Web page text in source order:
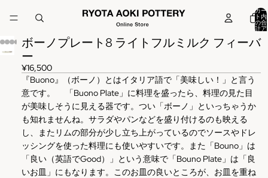
カー
ト内
の合
計ア
ム
数:
ボーノプレート8 ライトフルミルク フィーバ
ー
¥16,500
『Buono』（ボーノ）とはイタリア語で「美味しい！」と言う
意です。 「Buono Plate」に料理を盛ったら、料理の見た目
が美味しそうに見える器です。つい「ボーノ」といっちゃうか
も知れませんね。サラダやパンなどを盛り付けるのも映える
し、またリムの部分が少し立ち上がっているのでソースやドレ
ッシングを使った料理にも使いやすいです。また「Bouno」は
「良い（英語でGood）」という意味で「Bouno Plate」は「良
いお皿」にもなります。このお皿の良いところが、お皿を重ね